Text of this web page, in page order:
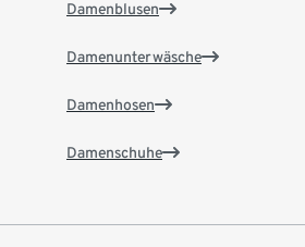
Damenblusen
Damenunterwäsche
Damenhosen
Damenschuhe